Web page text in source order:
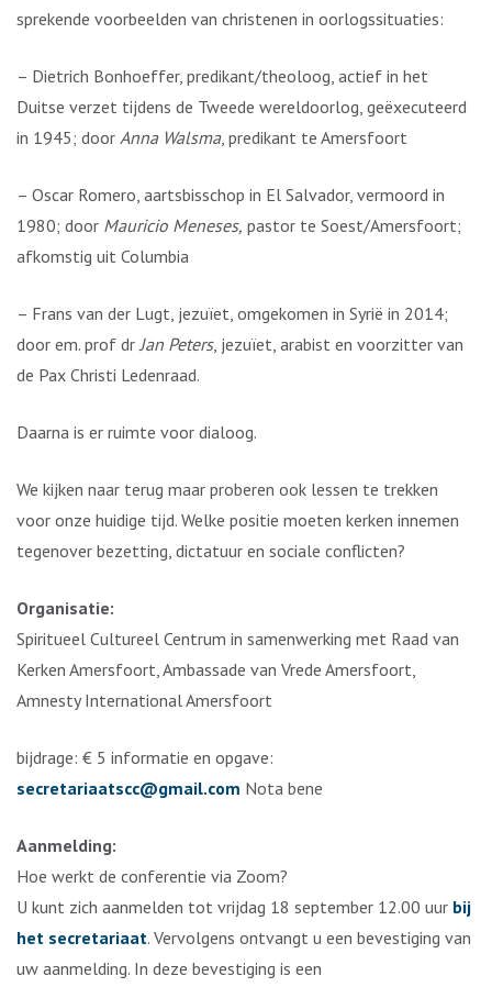
sprekende voorbeelden van christenen in oorlogssituaties:
– Dietrich Bonhoeffer, predikant/theoloog, actief in het
Duitse verzet tijdens de Tweede wereldoorlog, geëxecuteerd
in 1945; door Anna Walsma, predikant te Amersfoort
– Oscar Romero, aartsbisschop in El Salvador, vermoord in
1980; door Mauricio Meneses, pastor te Soest/Amersfoort;
afkomstig uit Columbia
– Frans van der Lugt, jezuïet, omgekomen in Syrië in 2014;
door em. prof drJan Peters, jezuïet, arabist en voorzitter van
de Pax Christi Ledenraad.
Daarna is er ruimte voor dialoog.
We kijken naar terug maar proberen ook lessen te trekken
voor onze huidige tijd. Welke positie moeten kerken innemen
tegenover bezetting, dictatuur en sociale conflicten?
Organisatie:
Spiritueel Cultureel Centrum in samenwerking met Raad van
Kerken Amersfoort, Ambassade van Vrede Amersfoort,
Amnesty International Amersfoort
bijdrage: € 5 informatie en opgave:
secretariaatscc@gmail.com Nota bene
Aanmelding:
Hoe werkt de conferentie via Zoom?
U kunt zich aanmelden tot vrijdag 18 september 12.00 uur bij
het secretariaat. Vervolgens ontvangt u een bevestiging van
uw aanmelding. In deze bevestiging is een